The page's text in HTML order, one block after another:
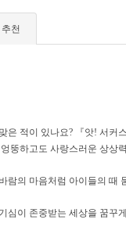
추천
은 적이 있나요? 『앗! 서커
뚱하고도 사랑스러운 상상
람의 마음처럼 아이들의 때
심이 존중받는 세상을 꿈꾸